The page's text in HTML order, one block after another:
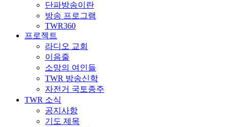
단파방송이란
방송 프로그램
TWR360
프로젝트
라디오 교회
이음줄
소망의 여인들
TWR 방송신학
자전거 국토종주
TWR 소식
공지사항
기도 제목